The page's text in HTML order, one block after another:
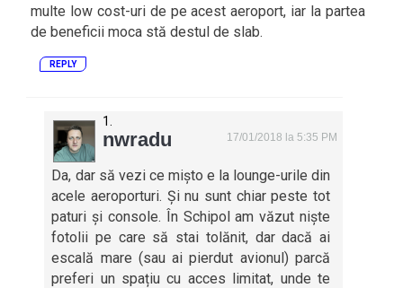
multe low cost-uri de pe acest aeroport, iar la partea
de beneficii moca stă destul de slab.
REPLY
nwradu 17/01/2018 la 5:35 PM
Da, dar să vezi ce mișto e la lounge-urile din
acele aeroporturi. Și nu sunt chiar peste tot
paturi și console. În Schipol am văzut niște
fotolii pe care să stai tolănit, dar dacă ai
escală mare (sau ai pierdut avionul) parcă
preferi un spațiu cu acces limitat, unde te